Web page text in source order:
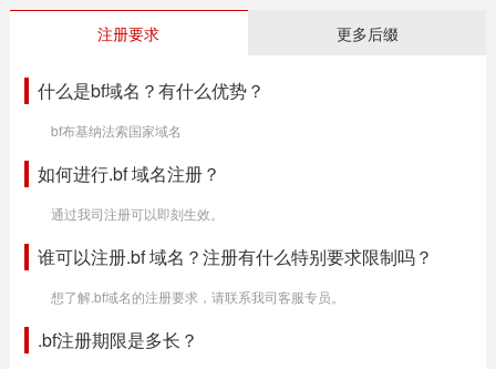
注册要求 更多后缀
什么是bf域名？有什么优势？
bf布基纳法索国家域名
如何进行.bf 域名注册？
通过我司注册可以即刻生效。
谁可以注册.bf 域名？注册有什么特别要求限制吗？
想了解.bf域名的注册要求，请联系我司客服专员。
.bf注册期限是多长？